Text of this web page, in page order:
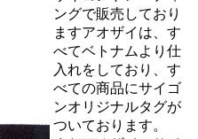
ングで販売しており
ますアオザイは、す
べてベトナムより仕
入れをしており、す
べての商品にサイゴ
ンオリジナルタグが
ついております。